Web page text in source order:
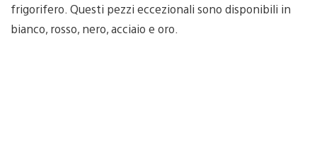
frigorifero. Questi pezzi eccezionali sono disponibili in
bianco, rosso, nero, acciaio e oro.